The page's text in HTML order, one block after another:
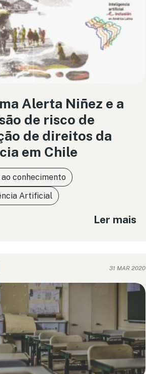
Alerta Niñez e a
de risco de
de direitos da
em Chile
ao conhecimento
Artificial
Ler mais
31 MAR 2020